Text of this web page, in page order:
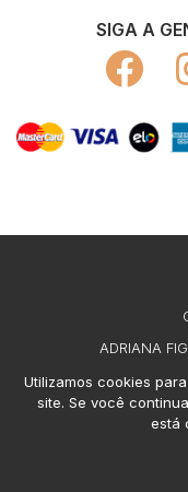
SIGA A
ADRIANA
Utilizamos cookies
site. Se você
está